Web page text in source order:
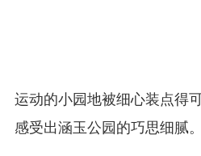
运动的小园地被细心装点得
感受出涵玉公园的巧思细腻。